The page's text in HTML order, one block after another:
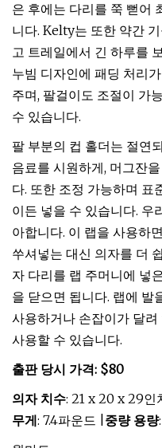
은 후에는 다리를 쭉 뻗어
니다. Kelty는 또한 약간
고 트레일에서 긴 하루를
누빔 디자인에 패딩 처리
주며, 팔걸이도 조절이 가
수 있습니다.
팔 부분의 컵 홀더는 절연
음료를 시원하게, 머그잔
다. 또한 조정 가능하며 표
이든 넣을 수 있습니다. 우
아합니다. 이 랩을 사용하
쑤셔넣는 대신 의자를 더
자 다리를 랩 주머니에 넣
을 닫으면 됩니다. 랩에 발
사용하거나 손잡이가 달
사용할 수 있습니다.
출판 당시 가격: $80
의자 치수: 21 x 20 x 29인
무게: 7.4파운드 | 중량 용량